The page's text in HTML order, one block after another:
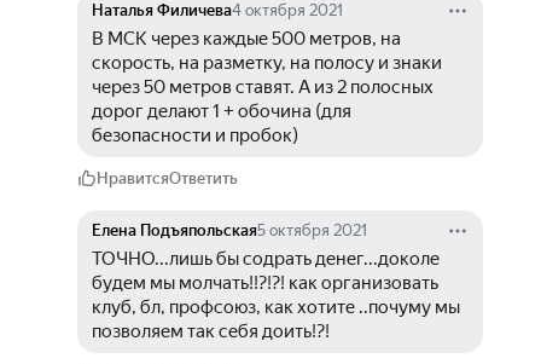
Наталья Филичева4 октября 2021
В МСК через каждые 500 метров, на
скорость, на разметку, на полосу и знаки
через 50 метров ставят. А из 2 полосных
дорог делают 1 + обочина (для
безопасности и пробок)
НравитсяОтветить
Елена Подъяпольская5 октября 2021
ТОЧНО...лишь бы содрать денег...доколе
будем мы молчать!!?!?! как организовать
клуб, бл, профсоюз, как хотите ..почуму мы
позволяем так себя доить!?!